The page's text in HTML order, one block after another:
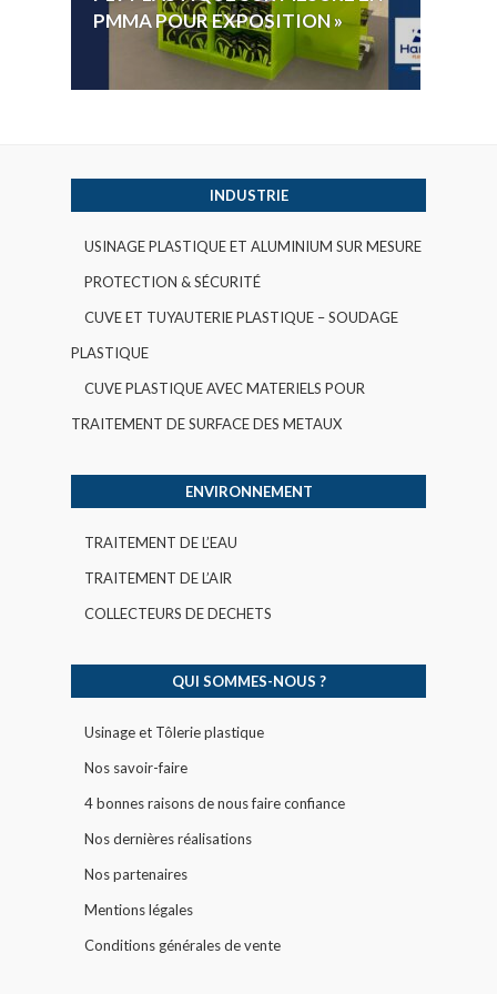
PMMA POUR EXPOSITION »
INDUSTRIE
USINAGE PLASTIQUE ET ALUMINIUM SUR MESURE
PROTECTION & SÉCURITÉ
CUVE ET TUYAUTERIE PLASTIQUE – SOUDAGE
PLASTIQUE
CUVE PLASTIQUE AVEC MATERIELS POUR
TRAITEMENT DE SURFACE DES METAUX
ENVIRONNEMENT
TRAITEMENT DE L’EAU
TRAITEMENT DE L’AIR
COLLECTEURS DE DECHETS
QUI SOMMES-NOUS ?
Usinage et Tôlerie plastique
Nos savoir-faire
4 bonnes raisons de nous faire confiance
Nos dernières réalisations
Nos partenaires
Mentions légales
Conditions générales de vente